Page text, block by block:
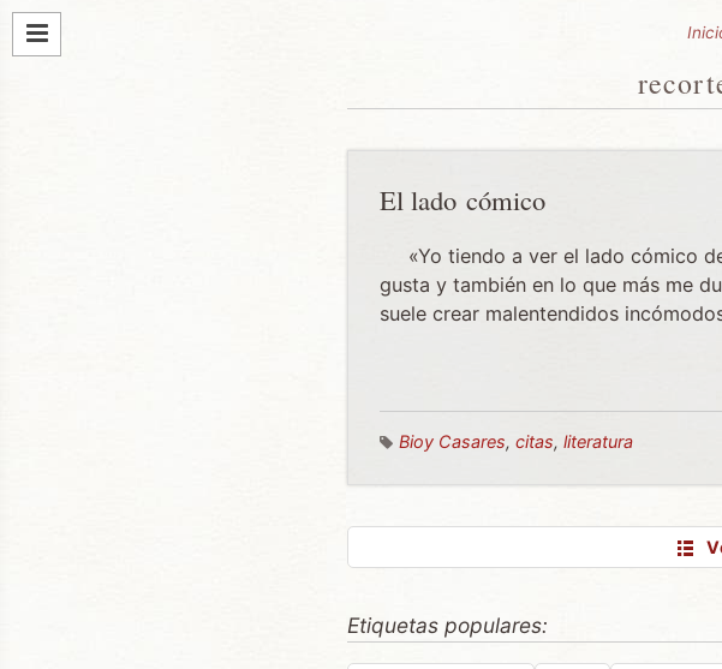
El lado cómico
«Yo tiendo a ver el lado cómico
gusta y también en lo que más me
suele crear malentendidos
Bioy Casares,citas,literatura
Etiquetas populares: